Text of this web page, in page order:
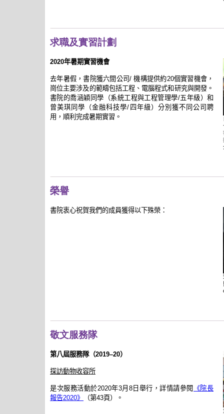
求職及實習計劃
2020年暑期實習機會
去年暑假，書院獲六間公司/ 機構提供約20個實習機會，
崗位主要涉及的範疇包括工程、電腦程式和研究與開發。
書院的喬涵穎同學（系統工程與工程管理學/五年級）和
曾美琪同學（金融科技學/四年級）分別獲不同公司聘
用，順利完成暑期實習。
榮譽
書院衷心祝賀我們的成員獲得以下殊榮：
敬文服務隊
第八屆服務隊（2019–20）
探訪動物收容所
是次服務活動於2020年3月8日舉行，詳情請參閱 《院長
報告2020》
（第43頁）。